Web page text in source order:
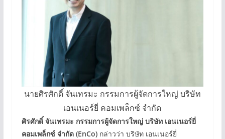
นายศิรศักดิ์ จันเทรมะ กรรมการผู้จัดการใหญ่ บริษัท
เอนเนอร์ยี่ คอมเพล็กซ์ จำกัด
ศิรศักดิ์ จันเทรมะ กรรมการผู้จัดการใหญ่ บริษัท เอนเนอร์ยี่
คอมเพล็กซ์ จำกัด (EnCo)กล่าวว่า บริษัท เอนเนอร์ยี่